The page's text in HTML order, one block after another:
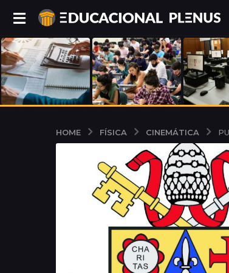
HOME FÍSICA CINEMÁTICA